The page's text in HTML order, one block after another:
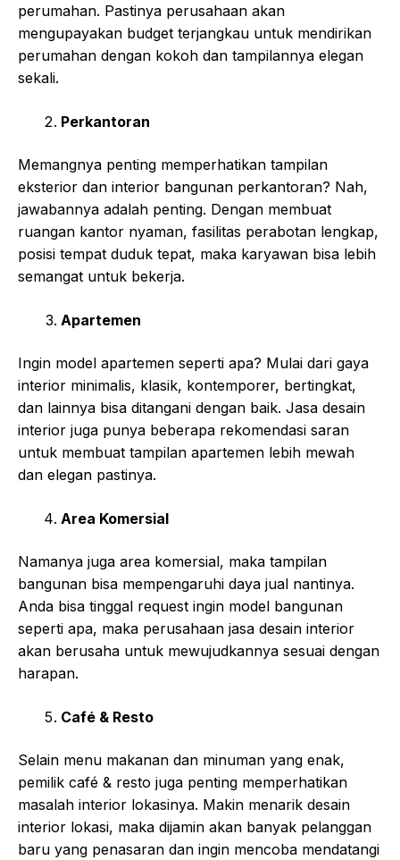
perumahan. Pastinya perusahaan akan
mengupayakan budget terjangkau untuk mendirikan
perumahan dengan kokoh dan tampilannya elegan
sekali.
Perkantoran
Memangnya penting memperhatikan tampilan
eksterior dan interior bangunan perkantoran? Nah,
jawabannya adalah penting. Dengan membuat
ruangan kantor nyaman, fasilitas perabotan lengkap,
posisi tempat duduk tepat, maka karyawan bisa lebih
semangat untuk bekerja.
Apartemen
Ingin model apartemen seperti apa? Mulai dari gaya
interior minimalis, klasik, kontemporer, bertingkat,
dan lainnya bisa ditangani dengan baik. Jasa desain
interior juga punya beberapa rekomendasi saran
untuk membuat tampilan apartemen lebih mewah
dan elegan pastinya.
Area Komersial
Namanya juga area komersial, maka tampilan
bangunan bisa mempengaruhi daya jual nantinya.
Anda bisa tinggal request ingin model bangunan
seperti apa, maka perusahaan jasa desain interior
akan berusaha untuk mewujudkannya sesuai dengan
harapan.
Café & Resto
Selain menu makanan dan minuman yang enak,
pemilik café & resto juga penting memperhatikan
masalah interior lokasinya. Makin menarik desain
interior lokasi, maka dijamin akan banyak pelanggan
baru yang penasaran dan ingin mencoba mendatangi